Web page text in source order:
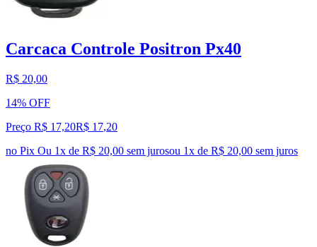
Carcaca Controle Positron Px40
R$ 20,00
14% OFF
Preço R$ 17,20R$ 17,20
no Pix Ou 1x de R$ 20,00 sem jurosou 1x de R$ 20,00 sem juros